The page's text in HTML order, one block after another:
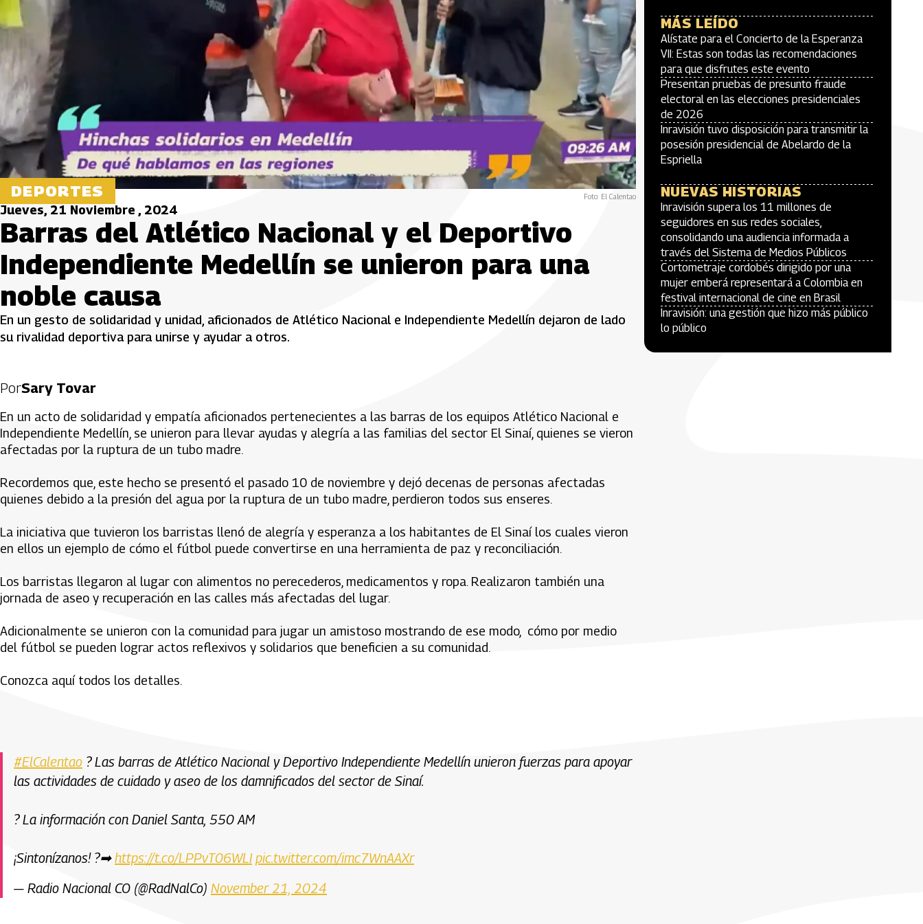
DEPORTES Foto: El Calentao
Jueves, 21 Noviembre , 2024
Barras del Atlético Nacional y el Deportivo
Independiente Medellín se unieron para una
noble causa
En un gesto de solidaridad y unidad, aficionados de Atlético Nacional e Independiente Medellín dejaron de lado
su rivalidad deportiva para unirse y ayudar a otros.
PorSary Tovar
En un acto de solidaridad y empatía aficionados pertenecientes a las barras de los equipos Atlético Nacional e
Independiente Medellín, se unieron para llevar ayudas y alegría a las familias del sector El Sinaí, quienes se vieron
afectadas por la ruptura de un tubo madre.
Recordemos que, este hecho se presentó el pasado 10 de noviembre y dejó decenas de personas afectadas
quienes debido a la presión del agua por la ruptura de un tubo madre, perdieron todos sus enseres.
La iniciativa que tuvieron los barristas llenó de alegría y esperanza a los habitantes de El Sinaí los cuales vieron
en ellos un ejemplo de cómo el fútbol puede convertirse en una herramienta de paz y reconciliación.
Los barristas llegaron al lugar con alimentos no perecederos, medicamentos y ropa. Realizaron también una
jornada de aseo y recuperación en las calles más afectadas del lugar.
Adicionalmente se unieron con la comunidad para jugar un amistoso mostrando de ese modo, cómo por medio
del fútbol se pueden lograr actos reflexivos y solidarios que beneficien a su comunidad.
Conozca aquí todos los detalles.
#ElCalentao ? Las barras de Atlético Nacional y Deportivo Independiente Medellín unieron fuerzas para apoyar
las actividades de cuidado y aseo de los damnificados del sector de Sinaí.
?️ La información con Daniel Santa, 550 AM
¡Sintonízanos! ?➡https://t.co/LPPvT06WLI pic.twitter.com/imc7WnAAXr
— Radio Nacional CO (@RadNalCo) November 21, 2024
MÁS LEÍDO
Alístate para el Concierto de la Esperanza
VII: Estas son todas las recomendaciones
para que disfrutes este evento
Presentan pruebas de presunto fraude
electoral en las elecciones presidenciales
de 2026
Inravisión tuvo disposición para transmitir la
posesión presidencial de Abelardo de la
Espriella
NUEVAS HISTORIAS
Inravisión supera los 11 millones de
seguidores en sus redes sociales,
consolidando una audiencia informada a
través del Sistema de Medios Públicos
Cortometraje cordobés dirigido por una
mujer emberá representará a Colombia en
festival internacional de cine en Brasil
Inravisión: una gestión que hizo más público
lo público